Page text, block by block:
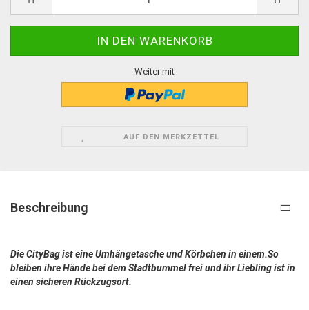
Weiter mit
AUF DEN MERKZETTEL
Beschreibung
Die CityBag ist eine Umhängetasche und Körbchen in einem.So
bleiben ihre Hände bei dem Stadtbummel frei und ihr Liebling ist in
einen sicheren Rückzugsort.